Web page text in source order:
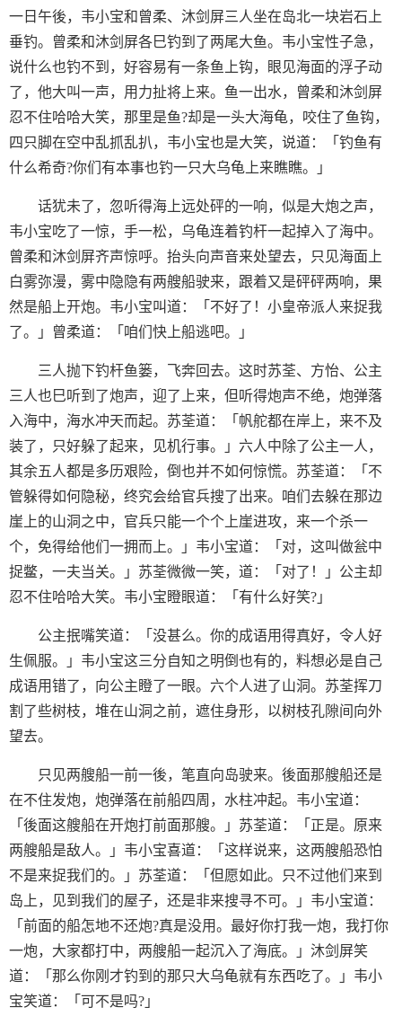
一日午後，韦小宝和曾柔、沐剑屏三人坐在岛北一块岩石上
垂钓。曾柔和沐剑屏各巳钓到了两尾大鱼。韦小宝性子急，
说什么也钓不到，好容易有一条鱼上钩，眼见海面的浮子动
了，他大叫一声，用力扯将上来。鱼一出水，曾柔和沐剑屏
忍不住哈哈大笑，那里是鱼?却是一头大海龟，咬住了鱼钩，
四只脚在空中乱抓乱扒，韦小宝也是大笑，说道：「钓鱼有
什么希奇?你们有本事也钓一只大乌龟上来瞧瞧。」
话犹未了，忽听得海上远处砰的一响，似是大炮之声，
韦小宝吃了一惊，手一松，乌龟连着钓杆一起掉入了海中。
曾柔和沐剑屏齐声惊呼。抬头向声音来处望去，只见海面上
白雾弥漫，雾中隐隐有两艘船驶来，跟着又是砰砰两响，果
然是船上开炮。韦小宝叫道：「不好了！小皇帝派人来捉我
了。」曾柔道：「咱们快上船逃吧。」
三人抛下钓杆鱼篓，飞奔回去。这时苏荃、方怡、公主
三人也巳听到了炮声，迎了上来，但听得炮声不绝，炮弹落
入海中，海水冲天而起。苏荃道：「帆舵都在岸上，来不及
装了，只好躲了起来，见机行事。」六人中除了公主一人，
其余五人都是多历艰险，倒也并不如何惊慌。苏荃道：「不
管躲得如何隐秘，终究会给官兵搜了出来。咱们去躲在那边
崖上的山洞之中，官兵只能一个个上崖进攻，来一个杀一
个，免得给他们一拥而上。」韦小宝道：「对，这叫做瓮中
捉鳖，一夫当关。」苏荃微微一笑，道：「对了！」公主却
忍不住哈哈大笑。韦小宝瞪眼道：「有什么好笑?」
公主抿嘴笑道：「没甚么。你的成语用得真好，令人好
生佩服。」韦小宝这三分自知之明倒也有的，料想必是自己
成语用错了，向公主瞪了一眼。六个人进了山洞。苏荃挥刀
割了些树枝，堆在山洞之前，遮住身形，以树枝孔隙间向外
望去。
只见两艘船一前一後，笔直向岛驶来。後面那艘船还是
在不住发炮，炮弹落在前船四周，水柱冲起。韦小宝道：
「後面这艘船在开炮打前面那艘。」苏荃道：「正是。原来
两艘船是敌人。」韦小宝喜道：「这样说来，这两艘船恐怕
不是来捉我们的。」苏荃道：「但愿如此。只不过他们来到
岛上，见到我们的屋子，还是非来搜寻不可。」韦小宝道：
「前面的船怎地不还炮?真是没用。最好你打我一炮，我打你
一炮，大家都打中，两艘船一起沉入了海底。」沐剑屏笑
道：「那么你刚才钓到的那只大乌龟就有东西吃了。」韦小
宝笑道：「可不是吗?」